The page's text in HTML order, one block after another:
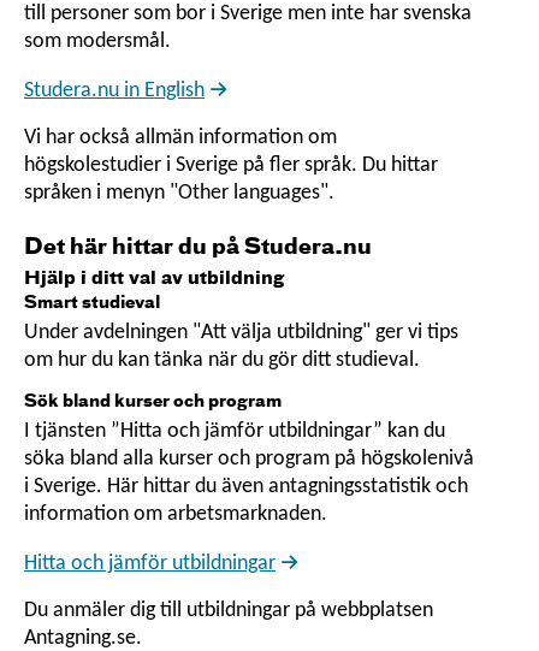
till personer som bor i Sverige men inte har svenska
som modersmål.
Studera.nu in English
Vi har också allmän information om
högskolestudier i Sverige på fler språk. Du hittar
språken i menyn "Other languages".
Det här hittar du på Studera.nu
Hjälp i ditt val av utbildning
Smart studieval
Under avdelningen "Att välja utbildning" ger vi tips
om hur du kan tänka när du gör ditt studieval.
Sök bland kurser och program
I tjänsten ”Hitta och jämför utbildningar” kan du
söka bland alla kurser och program på högskolenivå
i Sverige. Här hittar du även antagningsstatistik och
information om arbetsmarknaden.
Hitta och jämför utbildningar
Du anmäler dig till utbildningar på webbplatsen
Antagning.se.